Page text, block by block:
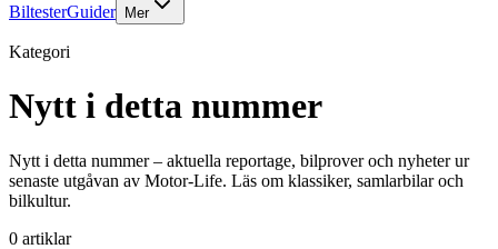
BiltesterGuider Mer
Kategori
Nytt i detta nummer
Nytt i detta nummer – aktuella reportage, bilprover och nyheter ur
senaste utgåvan av Motor-Life. Läs om klassiker, samlarbilar och
bilkultur.
0 artiklar